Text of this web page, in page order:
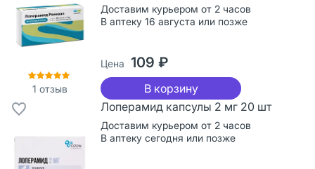
1 отзыв
Доставим курьером от 2 часов
В аптеку 16 августа или позже
Цена 109 ₽
В корзину
Лоперамид капсулы 2 мг 20 шт
Доставим курьером от 2 часов
В аптеку сегодня или позже